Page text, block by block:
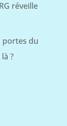
réveille
portes du
?